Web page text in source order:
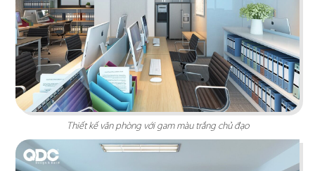
Thiết kế văn phòng với gam màu trắng chủ đạo